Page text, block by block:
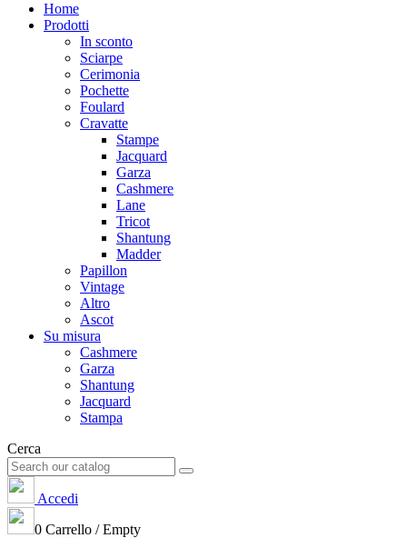
Home
Prodotti
In sconto
Sciarpe
Cerimonia
Pochette
Foulard
Cravatte
Stampe
Jacquard
Garza
Cashmere
Lane
Tricot
Shantung
Madder
Papillon
Vintage
Altro
Ascot
Su misura
Cashmere
Garza
Shantung
Jacquard
Stampa
Cerca
Accedi
0 Carrello /Empty